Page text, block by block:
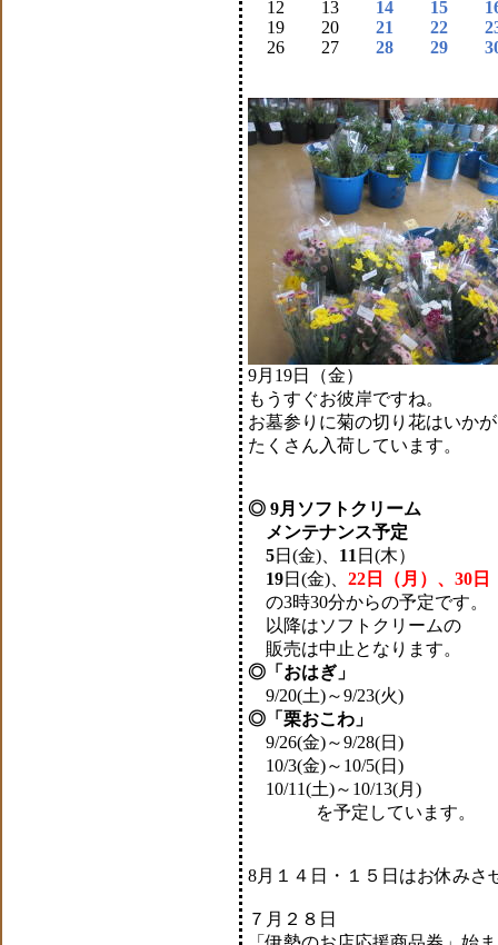
12
13 14 15
19
20 21 22
26
27 28 29
9月19日（金）
もうすぐお彼岸ですね。
お墓参りに菊の切り花はいか
たくさん入荷しています。
◎ 9月ソフトクリーム
メンテナンス予定
5日(金)、 11 日(木）
19日(金)、 22日（月）、30日
の3時30分からの予定です。
以降はソフトクリームの
販売は中止となります。
◎「おはぎ」
9/20(土)～9/23(火)
◎「栗おこわ」
9/26(金)～9/28(日)
10/3(金)～10/5(日)
10/11(土)～10/13(月)
を予定しています。
8月１４日・１５日はお休みさ
７月２８日